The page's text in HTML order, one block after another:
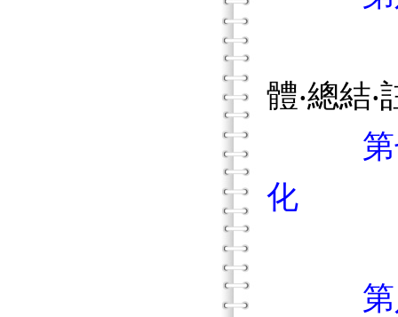
體‧總結‧
化